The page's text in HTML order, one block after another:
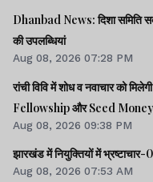
Dhanbad News: दिशा समिति
की उपलब्धियां
Aug 08, 2026 07:28 PM
रांची विवि में शोध व नवाचार को
Fellowship और Seed Money
Aug 08, 2026 09:38 PM
झारखंड में नियुक्तियों में
Aug 08, 2026 07:53 AM